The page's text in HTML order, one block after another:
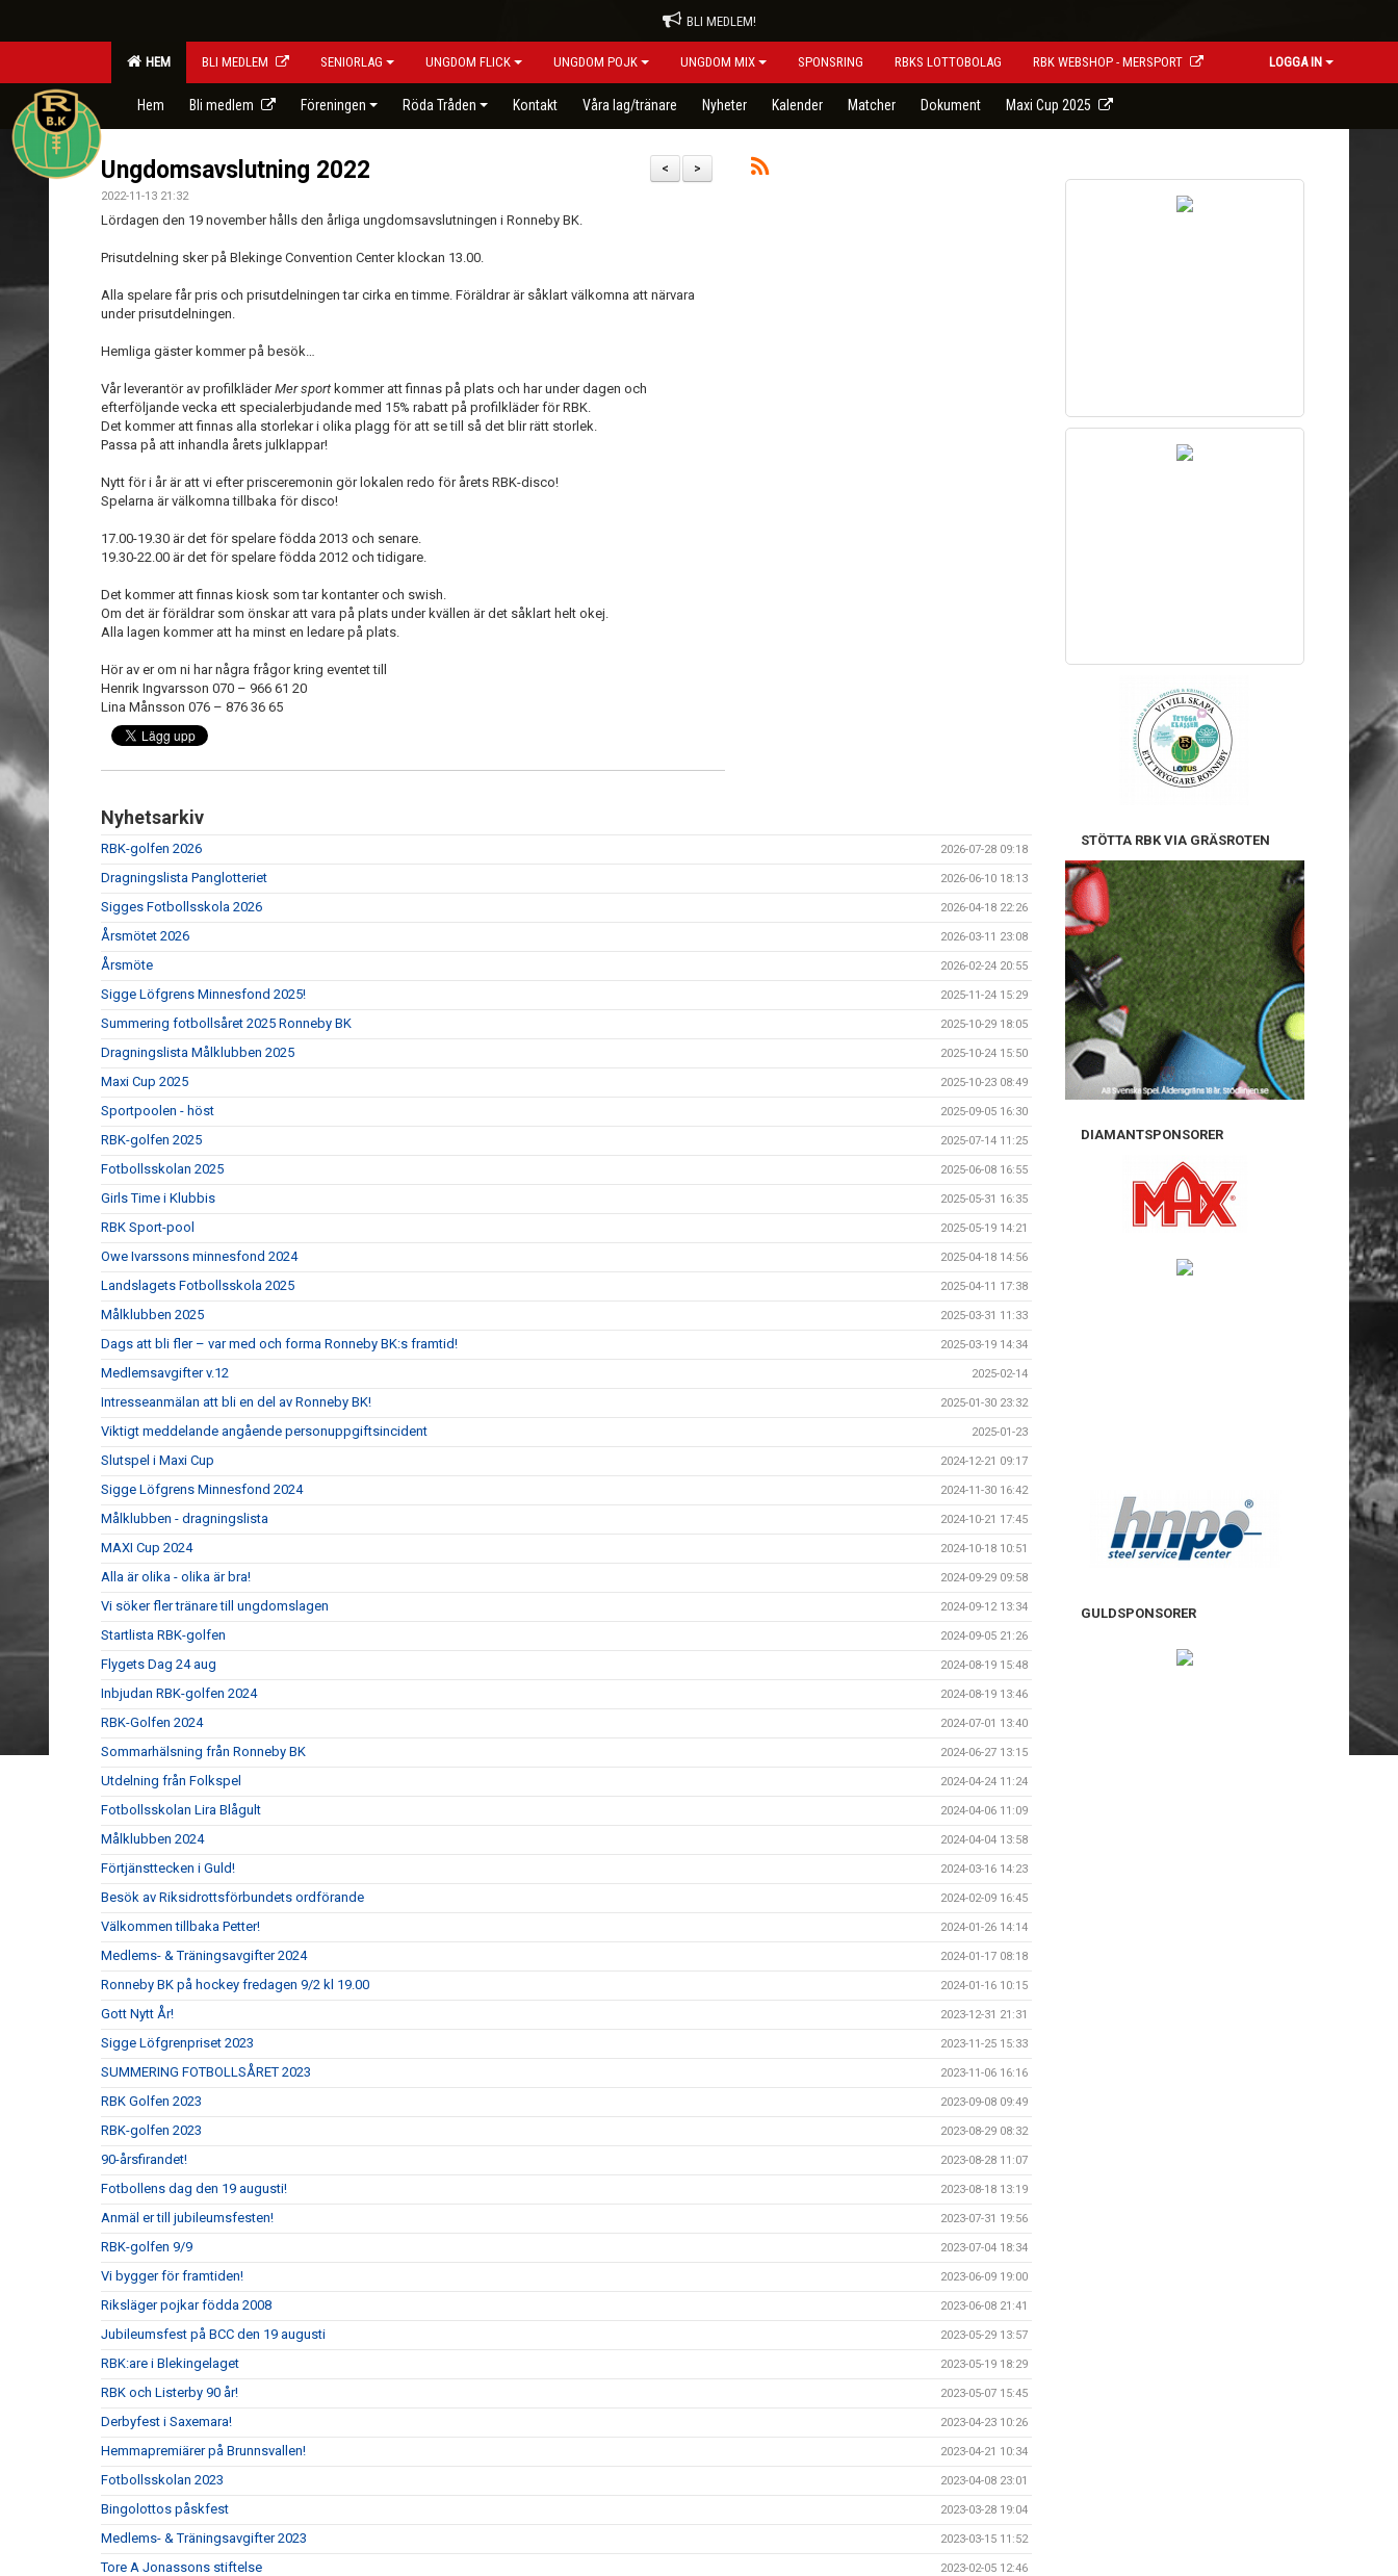
BLI MEDLEM!
HEM BLI MEDLEM SENIORLAG UNGDOM FLICK UNGDOM POJK UNGDOM MIX SPONSRING RBKS LOTTOBOLAG RBK WEBSHOP - MERSPORT LOGGA IN
Hem Bli medlem Föreningen Röda Tråden Kontakt Våra lag/tränare Nyheter Kalender Matcher Dokument Maxi Cup 2025
>
<
Ungdomsavslutning 2022
2022-11-13 21:32
Lördagen den 19 november hålls den årliga ungdomsavslutningen i Ronneby BK.
Prisutdelning sker på Blekinge Convention Center klockan 13.00.
Alla spelare får pris och prisutdelningen tar cirka en timme. Föräldrar är såklart välkomna att närvara
under prisutdelningen.
Hemliga gäster kommer på besök…
Vår leverantör av profilkläderMer sport kommer att finnas på plats och har under dagen och
efterföljande vecka ett specialerbjudande med 15% rabatt på profilkläder för RBK.
Det kommer att finnas alla storlekar i olika plagg för att se till så det blir rätt storlek.
Passa på att inhandla årets julklappar!
Nytt för i år är att vi efter prisceremonin gör lokalen redo för årets RBK-disco!
Spelarna är välkomna tillbaka för disco!
17.00-19.30 är det för spelare födda 2013 och senare.
19.30-22.00 är det för spelare födda 2012 och tidigare.
Det kommer att finnas kiosk som tar kontanter och swish.
Om det är föräldrar som önskar att vara på plats under kvällen är det såklart helt okej.
Alla lagen kommer att ha minst en ledare på plats.
Hör av er om ni har några frågor kring eventet till
Henrik Ingvarsson 070 – 966 61 20
Lina Månsson 076 – 876 36 65
Nyhetsarkiv
RBK-golfen 2026 2026-07-28 09:18
Dragningslista Panglotteriet 2026-06-10 18:13
Sigges Fotbollsskola 2026 2026-04-18 22:26
Årsmötet 2026 2026-03-11 23:08
Årsmöte 2026-02-24 20:55
Sigge Löfgrens Minnesfond 2025! 2025-11-24 15:29
Summering fotbollsåret 2025 Ronneby BK 2025-10-29 18:05
Dragningslista Målklubben 2025 2025-10-24 15:50
Maxi Cup 2025 2025-10-23 08:49
Sportpoolen - höst 2025-09-05 16:30
RBK-golfen 2025 2025-07-14 11:25
Fotbollsskolan 2025 2025-06-08 16:55
Girls Time i Klubbis 2025-05-31 16:35
RBK Sport-pool 2025-05-19 14:21
Owe Ivarssons minnesfond 2024 2025-04-18 14:56
Landslagets Fotbollsskola 2025 2025-04-11 17:38
Målklubben 2025 2025-03-31 11:33
Dags att bli fler – var med och forma Ronneby BK:s framtid! 2025-03-19 14:34
Medlemsavgifter v.12 2025-02-14
Intresseanmälan att bli en del av Ronneby BK! 2025-01-30 23:32
Viktigt meddelande angående personuppgiftsincident 2025-01-23
Slutspel i Maxi Cup 2024-12-21 09:17
Sigge Löfgrens Minnesfond 2024 2024-11-30 16:42
Målklubben - dragningslista 2024-10-21 17:45
MAXI Cup 2024 2024-10-18 10:51
Alla är olika - olika är bra! 2024-09-29 09:58
Vi söker fler tränare till ungdomslagen 2024-09-12 13:34
Startlista RBK-golfen 2024-09-05 21:26
Flygets Dag 24 aug 2024-08-19 15:48
Inbjudan RBK-golfen 2024 2024-08-19 13:46
RBK-Golfen 2024 2024-07-01 13:40
Sommarhälsning från Ronneby BK 2024-06-27 13:15
Utdelning från Folkspel 2024-04-24 11:24
Fotbollsskolan Lira Blågult 2024-04-06 11:09
Målklubben 2024 2024-04-04 13:58
Förtjänsttecken i Guld! 2024-03-16 14:23
Besök av Riksidrottsförbundets ordförande 2024-02-09 16:45
Välkommen tillbaka Petter! 2024-01-26 14:14
Medlems- & Träningsavgifter 2024 2024-01-17 08:18
Ronneby BK på hockey fredagen 9/2 kl 19.00 2024-01-16 10:15
Gott Nytt År! 2023-12-31 21:31
Sigge Löfgrenpriset 2023 2023-11-25 15:33
SUMMERING FOTBOLLSÅRET 2023 2023-11-06 16:16
RBK Golfen 2023 2023-09-08 09:49
RBK-golfen 2023 2023-08-29 08:32
90-årsfirandet! 2023-08-28 11:07
Fotbollens dag den 19 augusti! 2023-08-18 13:19
Anmäl er till jubileumsfesten! 2023-07-31 19:56
RBK-golfen 9/9 2023-07-04 18:34
Vi bygger för framtiden! 2023-06-09 19:00
Riksläger pojkar födda 2008 2023-06-08 21:41
Jubileumsfest på BCC den 19 augusti 2023-05-29 13:57
RBK:are i Blekingelaget 2023-05-19 18:29
RBK och Listerby 90 år! 2023-05-07 15:45
Derbyfest i Saxemara! 2023-04-23 10:26
Hemmapremiärer på Brunnsvallen! 2023-04-21 10:34
Fotbollsskolan 2023 2023-04-08 23:01
Bingolottos påskfest 2023-03-28 19:04
Medlems- & Träningsavgifter 2023 2023-03-15 11:52
Tore A Jonassons stiftelse 2023-02-05 12:46
STÖTTA RBK VIA GRÄSROTEN
DIAMANTSPONSORER
GULDSPONSORER